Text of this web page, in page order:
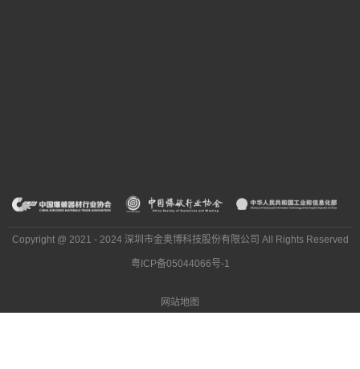
Copyright @ 2021 - 2024 深圳市金奥博科技股份有限公司 All Rights Reserved
粤ICP备05044066号-1
网站地图